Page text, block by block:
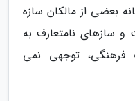
بعضی از مالکان سازه
سازهای نامتعارف به
فرهنگی، توجهی نمی